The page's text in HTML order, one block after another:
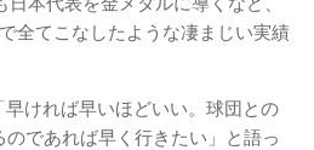
全てこなしたような凄まじい実績
ければ早いほどいい。球団との
であれば早く行きたい」と語っ